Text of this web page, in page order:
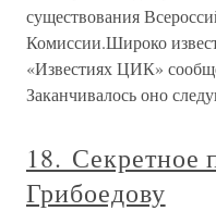
существования
Комиссии.Широко
«Известиях ЦИК»
Заканчивалось оно
18. Секретное
Грибоедову